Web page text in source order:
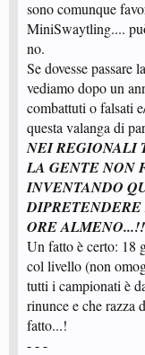
sono comunque
MiniSwaytling....
no.
Se dovesse
vediamo dopo un
combattuti o falsati
questa valanga di
NEI REGIONALI
LA GENTE NON
INVENTANDO
ORE
Un fatto è certo: 18
col livello (non
tutti i campionati è
rinunce e che razza
fatto...!
- - -